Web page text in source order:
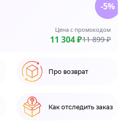
Цена с промокодом
11 304 ₽11 899 ₽
-5%
Про возврат
Как отследить заказ